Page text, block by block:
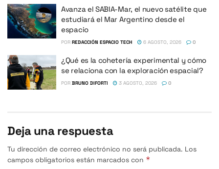
Avanza el SABIA-Mar, el nuevo satélite que
estudiará el Mar Argentino desde el
espacio
POR REDACCIÓN ESPACIO TECH 6 AGOSTO, 2026 0
¿Qué es la cohetería experimental y cómo
se relaciona con la exploración espacial?
POR BRUNO DIFORTI 3 AGOSTO, 2026 0
Deja una respuesta
Tu dirección de correo electrónico no será publicada. Los
campos obligatorios están marcados con *